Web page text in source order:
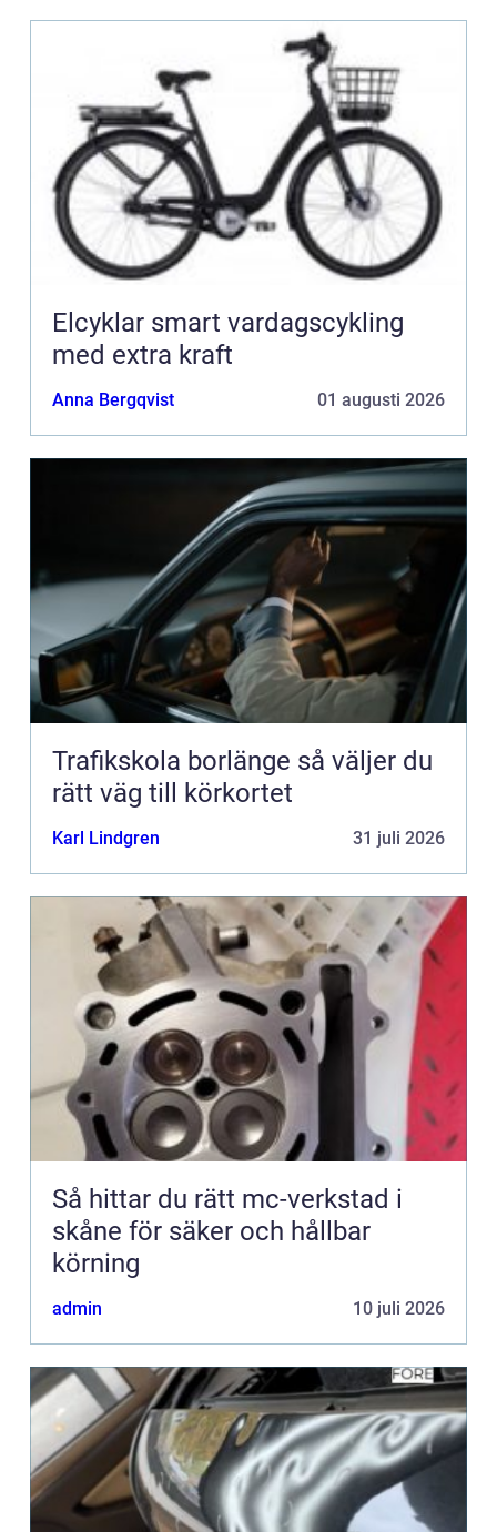
Elcyklar smart vardagscykling
med extra kraft
Anna Bergqvist 01 augusti 2026
Trafikskola borlänge så väljer du
rätt väg till körkortet
Karl Lindgren 31 juli 2026
Så hittar du rätt mc-verkstad i
skåne för säker och hållbar
körning
admin 10 juli 2026